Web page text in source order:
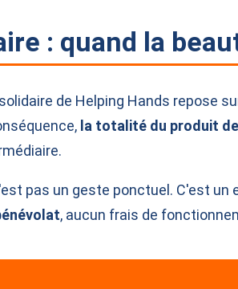
: quand la
de Helping Hands repose
la totalité du produit
pas un geste ponctuel. C'est un
, aucun frais de